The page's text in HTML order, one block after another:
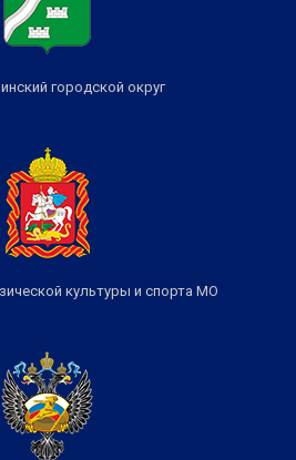
городской округ
культуры и спорта МО